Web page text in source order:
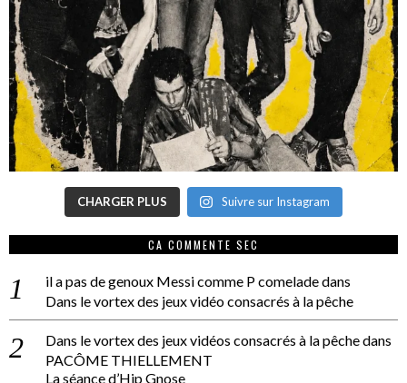
CHARGER PLUS Suivre sur Instagram
CA COMMENTE SEC
il a pas de genoux Messi comme P comeladedans
Dans le vortex des jeux vidéo consacrés à la pêche
Dans le vortex des jeux vidéos consacrés à la pêchedans
PACÔME THIELLEMENT
La séance d’Hip Gnose